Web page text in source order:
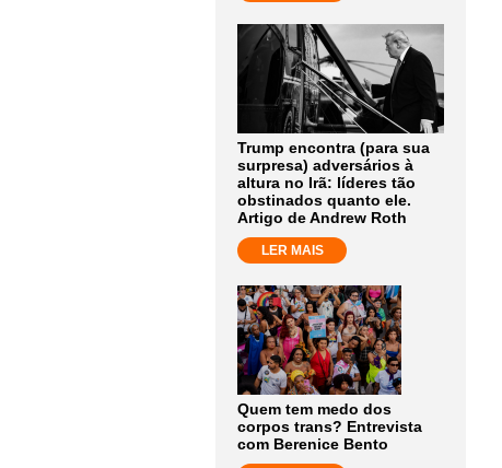
Trump encontra (para sua
surpresa) adversários à
altura no Irã: líderes tão
obstinados quanto ele.
Artigo de Andrew Roth
LER MAIS
Quem tem medo dos
corpos trans? Entrevista
com Berenice Bento